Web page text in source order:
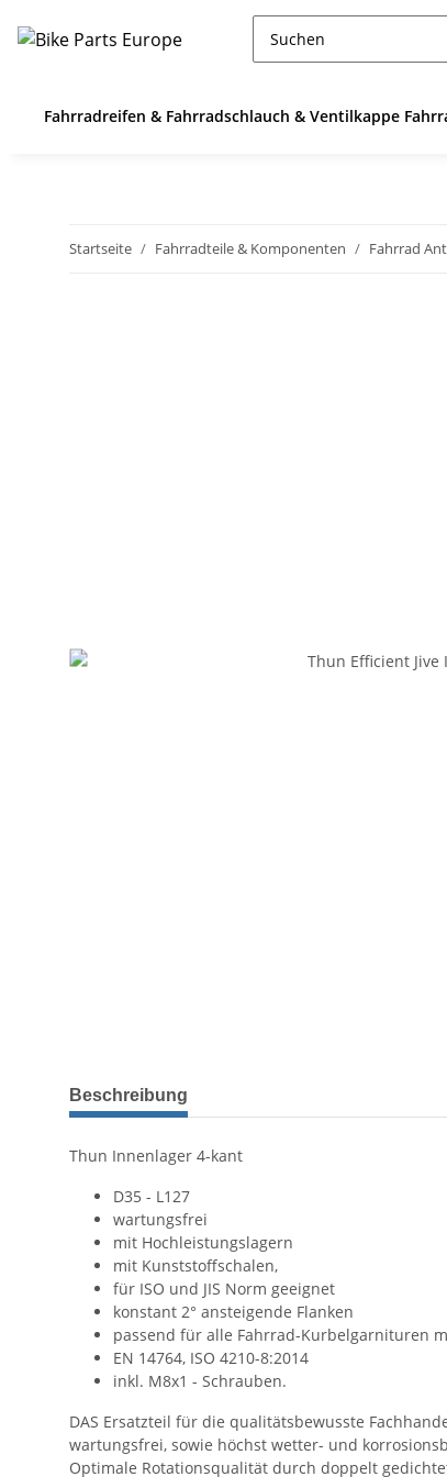
Fahrradreifen & Fahrradschlauch & Ventilkappe
Startseite Fahrradteile & Komponenten Fahrrad
Beschreibung
Thun Innenlager 4-kant
D35 - L127
wartungsfrei
mit Hochleistungslagern
mit Kunststoffschalen,
für ISO und JIS Norm geeignet
konstant 2° ansteigende Flanken
passend für alle Fahrrad-Kurbelgarnituren
EN 14764, ISO 4210-8:2014
inkl. M8x1 - Schrauben.
DAS Ersatzteil für die qualitätsbewusste
wartungsfrei, sowie höchst wetter- und
Optimale Rotationsqualität durch doppelt